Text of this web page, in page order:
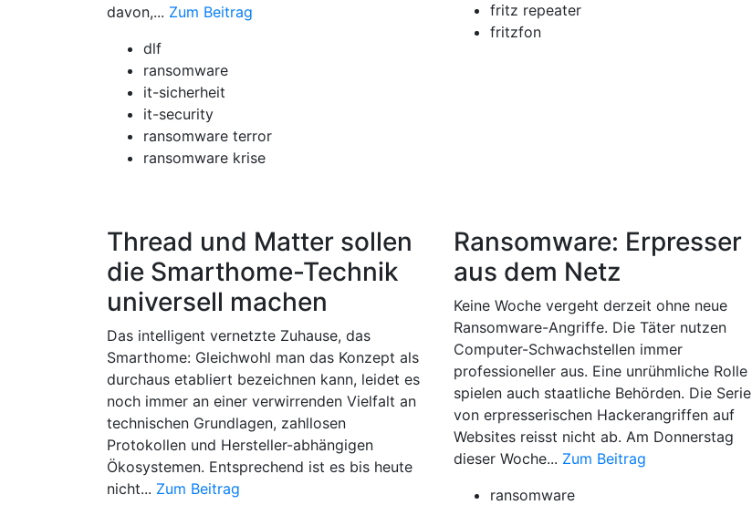
davon,... Zum Beitrag
dlf
ransomware
it-sicherheit
it-security
ransomware terror
ransomware krise
fritz repeater
fritzfon
Thread und Matter sollen
die Smarthome-Technik
universell machen
Das intelligent vernetzte Zuhause, das
Smarthome: Gleichwohl man das Konzept als
durchaus etabliert bezeichnen kann, leidet es
noch immer an einer verwirrenden Vielfalt an
technischen Grundlagen, zahllosen
Protokollen und Hersteller-abhängigen
Ökosystemen. Entsprechend ist es bis heute
nicht... Zum Beitrag
Ransomware: Erpresser
aus dem Netz
Keine Woche vergeht derzeit ohne neue
Ransomware-Angriffe. Die Täter nutzen
Computer-Schwachstellen immer
professioneller aus. Eine unrühmliche Rolle
spielen auch staatliche Behörden. Die Serie
von erpresserischen Hackerangriffen auf
Websites reisst nicht ab. Am Donnerstag
dieser Woche... Zum Beitrag
ransomware